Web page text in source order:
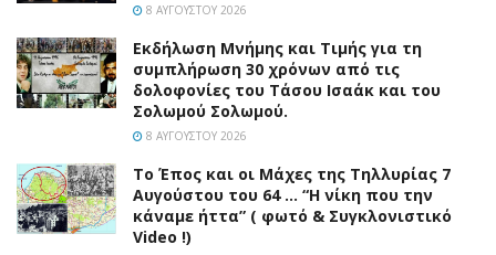
8 ΑΥΓΟΎΣΤΟΥ 2026
Εκδήλωση Μνήμης και Τιμής για τη
συμπλήρωση 30 χρόνων από τις
δολοφονίες του Τάσου Ισαάκ και του
Σολωμού Σολωμού.
8 ΑΥΓΟΎΣΤΟΥ 2026
Το Έπος και οι Μάχες της Τηλλυρίας 7
Αυγούστου του 64 … “Η νίκη που την
κάναμε ήττα” ( φωτό & Συγκλονιστικό
Video !)